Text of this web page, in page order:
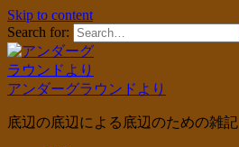
Skip to content
Search for:
アンダーグラウンドより
底辺の底辺による底辺のための雑記